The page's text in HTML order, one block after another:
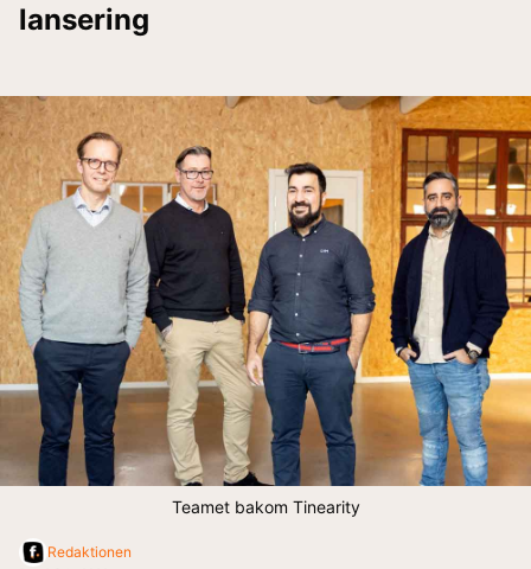
lansering
Teamet bakom Tinearity
Redaktionen